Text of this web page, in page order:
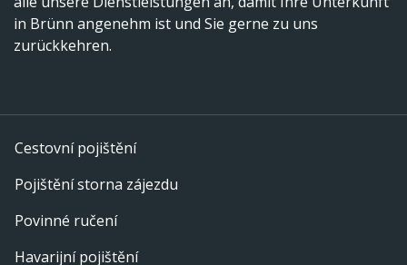
in Brünn angenehm ist und Sie gerne zu uns
zurückkehren.
Cestovní pojištění
Pojištění storna zájezdu
Povinné ručení
Havarijní pojištění